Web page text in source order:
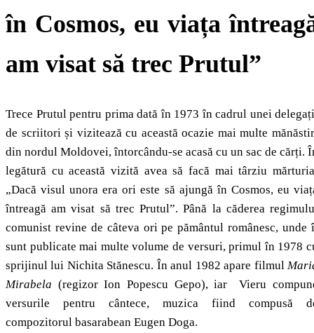
în Cosmos, eu viața
am visat să trec Prutul”
Trece Prutul pentru prima dată în 1973 în cadrul unei
de scriitori și vizitează cu această ocazie mai multe
din nordul Moldovei, întorcându-se acasă cu un sac de cărți.
legătură cu această vizită avea să facă mai târziu
„Dacă visul unora era ori este să ajungă în Cosmos, eu
întreagă am visat să trec Prutul”. Până la căderea
comunist revine de câteva ori pe pământul românesc, unde
sunt publicate mai multe volume de versuri, primul în 1978
sprijinul lui Nichita Stănescu. În anul 1982 apare filmul
Mirabela (regizor Ion Popescu Gepo), iar Vieru
versurile pentru cântece, muzica fiind compusă
compozitorul basarabean Eugen Doga.